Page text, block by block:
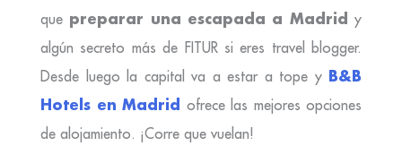
que preparar una escapada a Madrid y
algún secreto más de FITUR si eres travel blogger.
Desde luego la capital va a estar a tope y B&B
Hotels en Madrid ofrece las mejores opciones
de alojamiento. ¡Corre que vuelan!